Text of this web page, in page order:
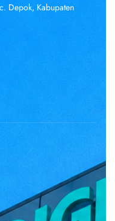
Depok, Kabupaten